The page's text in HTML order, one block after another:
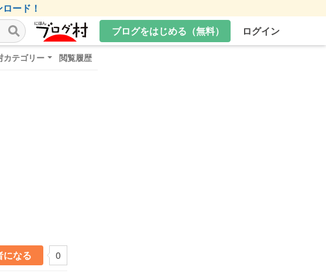
ード！
ブログをはじめる（無料）
ログイン
カテゴリー 閲覧履歴
になる 0